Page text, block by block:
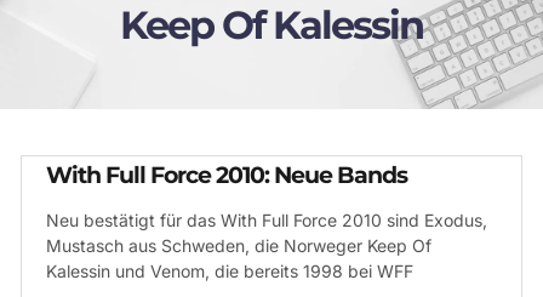
Keep Of Kalessin
With Full Force 2010: Neue Bands
Neu bestätigt für das With Full Force 2010 sind Exodus,
Mustasch aus Schweden, die Norweger Keep Of
Kalessin und Venom, die bereits 1998 bei WFF